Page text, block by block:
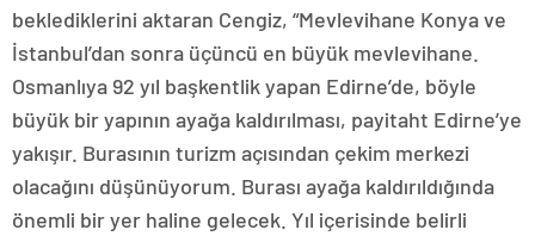
beklediklerini aktaran Cengiz, “Mevlevihane Konya ve
İstanbul’dan sonra üçüncü en büyük mevlevihane.
Osmanlıya 92 yıl başkentlik yapan Edirne’de, böyle
büyük bir yapının ayağa kaldırılması, payitaht Edirne’ye
yakışır. Burasının turizm açısından çekim merkezi
olacağını düşünüyorum. Burası ayağa kaldırıldığında
önemli bir yer haline gelecek. Yıl içerisinde belirli